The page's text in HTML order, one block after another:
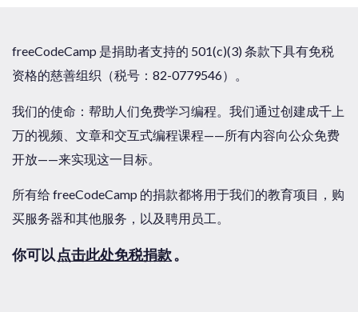
freeCodeCamp 是捐助者支持的 501(c)(3) 条款下具有免税
资格的慈善组织（税号：82-0779546）。
我们的使命：帮助人们免费学习编程。我们通过创建成千上
万的视频、文章和交互式编程课程——所有内容向公众免费
开放——来实现这一目标。
所有给 freeCodeCamp 的捐款都将用于我们的教育项目，购
买服务器和其他服务，以及聘用员工。
你可以 点击此处免税捐款。